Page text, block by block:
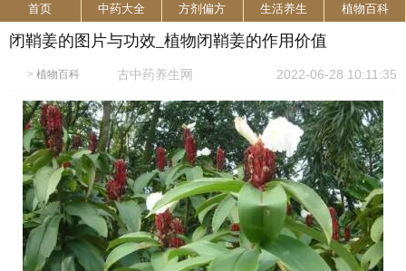
首页 中药大全 方剂偏方 生活养生 植物百科
闭鞘姜的图片与功效_植物闭鞘姜的作用价值
> 植物百科 古中药养生网 2022-06-28 10:11:35